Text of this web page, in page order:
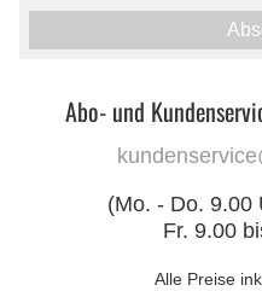
Abo- und
(Mo. - Do. 9.00
Fr. 9.00
Alle Preise